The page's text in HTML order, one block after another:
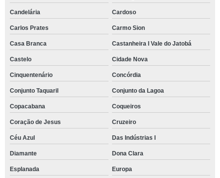
Candelária Cardoso
Carlos Prates Carmo Sion
Casa Branca Castanheira I Vale do Jatobá
Castelo Cidade Nova
Cinquentenário Concórdia
Conjunto Taquaril Conjunto da Lagoa
Copacabana Coqueiros
Coração de Jesus Cruzeiro
Céu Azul Das Indústrias I
Diamante Dona Clara
Esplanada Europa